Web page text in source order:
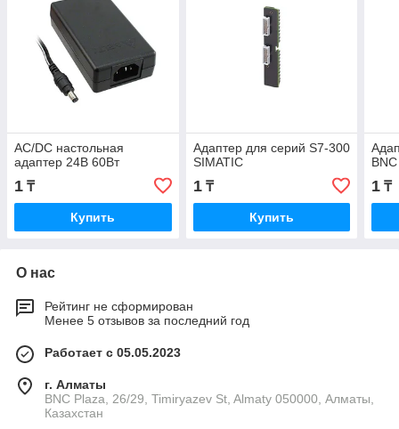
AC/DC настольная
адаптер 24В 60Вт
1 ₸
Купить
Адаптер для серий S7-300
SIMATIC
1₸
Купить
1 ₸
О нас
Рейтинг не сформирован
Менее 5 отзывов за последний год
Работает с 05.05.2023
г. Алматы
BNC Plaza, 26/29, Timiryazev St, Almaty 050000, Алматы,
Казахстан